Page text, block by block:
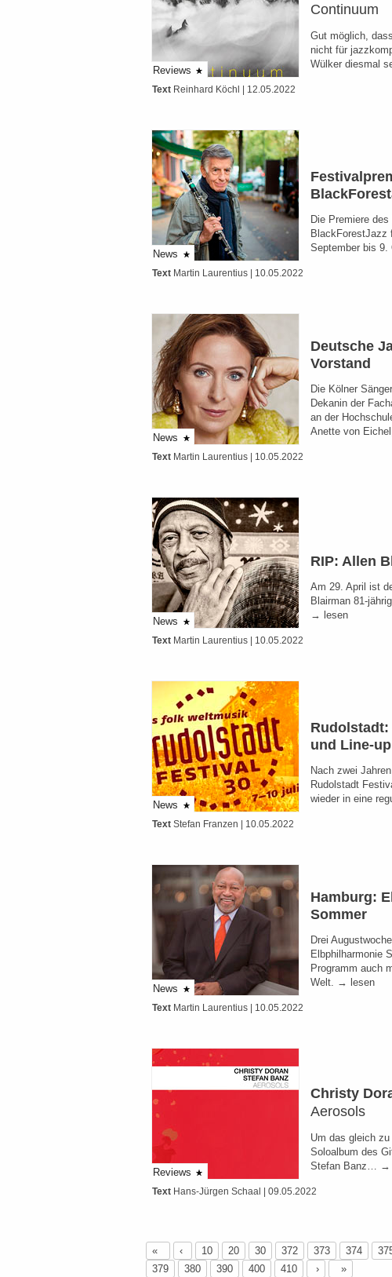
Reviews
Continuum
Gut möglich,
nicht für
Wülker diesmal
Text Reinhard Köchl | 12.05.2022
News
Die Premiere
BlackForestJazz
September bis
Text Martin Laurentius | 10.05.2022
News
Deutsche
Vorstand
Die Kölner
Dekanin der
an der
Anette von
Text Martin Laurentius | 10.05.2022
News
RIP: Allen
Am 29. April ist
Blairman 81-
→ lesen
Text Martin Laurentius | 10.05.2022
News
und Line-up
Nach zwei
Rudolstadt
wieder in eine
Text Stefan Franzen | 10.05.2022
News
Hamburg:
Sommer
Drei
Elbphilharmonie
Programm auch
Welt. → lesen
Text Martin Laurentius | 10.05.2022
Reviews
Christy
Aerosols
Um das gleich
Soloalbum des
Stefan Banz… →
Text Hans-Jürgen Schaal | 09.05.2022
« ‹ 10 20 30 372 373 374
379
380 390 400 410 › »